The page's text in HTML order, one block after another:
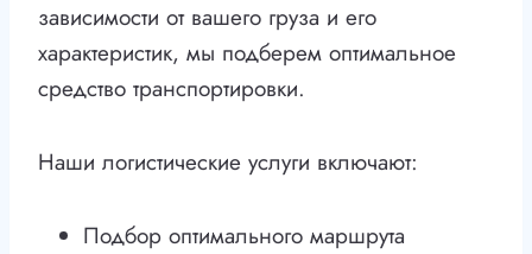
зависимости от вашего груза и его
характеристик, мы подберем оптимальное
средство транспортировки.
Наши логистические услуги включают:
Подбор оптимального маршрута